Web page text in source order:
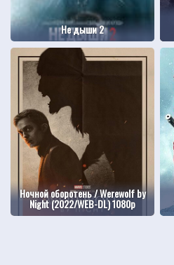
Не дыши 2
Ночной оборотень / Werewolf by
Night (2022/WEB-DL) 1080p